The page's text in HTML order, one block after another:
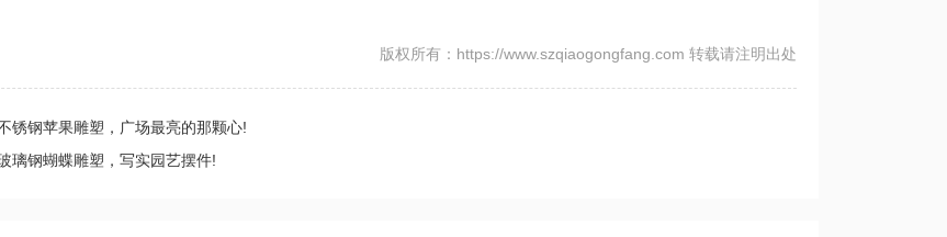
版权所有：https://www.szqiaogongfang.com 转载请注明出处
锈钢苹果雕塑，广场最亮的那颗心!
璃钢蝴蝶雕塑，写实园艺摆件!